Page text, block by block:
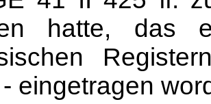
hatte, das
eingetragen